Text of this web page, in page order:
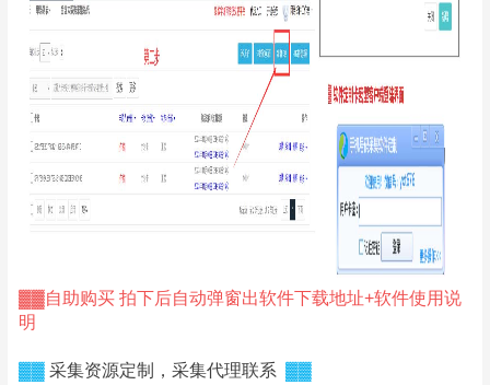
▓▓自助购买 拍下后自动弹窗出软件下载地址+软件使用说
明
▓▓ 采集资源定制，采集代理联系 ▓▓